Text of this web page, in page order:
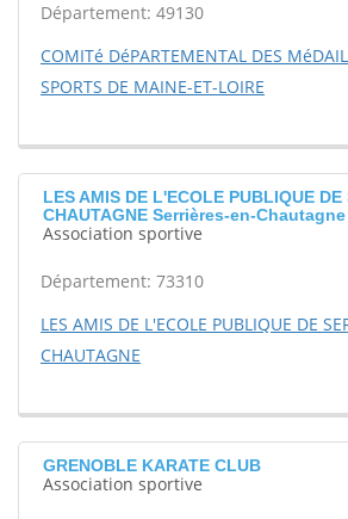
Département: 49130
COMITé DéPARTEMENTAL DES
SPORTS DE MAINE-ET-LOIRE
LES AMIS DE L'ECOLE PUBLIQUE DE
CHAUTAGNE Serrières-en-Chautagne
Association sportive
Département: 73310
LES AMIS DE L'ECOLE PUBLIQUE DE
CHAUTAGNE
GRENOBLE KARATE CLUB
Association sportive